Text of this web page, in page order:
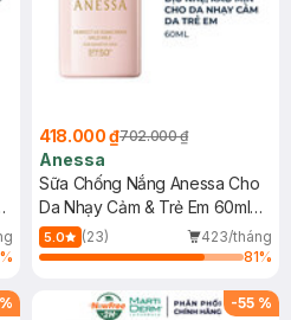
%
418.000 ₫702.000 ₫
Anessa
Sữa Chống Nắng Anessa Cho
Da Nhạy Cảm & Trẻ Em 60ml
(Mới)
5.0 (23)
423/tháng
81%
% -55 %